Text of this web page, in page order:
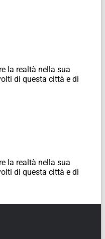
la realtà nella sua
di questa città e di
la realtà nella sua
di questa città e di